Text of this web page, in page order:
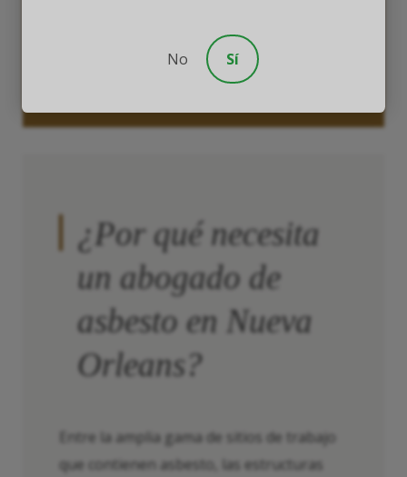
BÚSQUEDA GRATUITA >
¿Por qué necesita
un abogado de
asbesto en Nueva
Orleans?
Entre la amplia gama de sitios de trabajo
que contienen asbesto, las estructuras
No Sí